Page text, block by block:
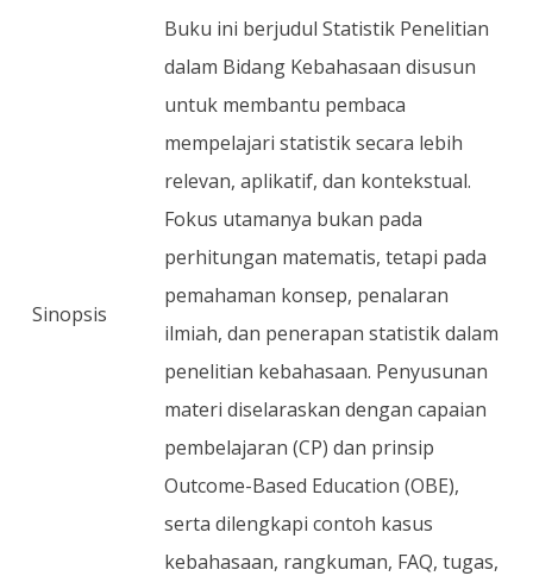
Sinopsis
Buku ini berjudul Statistik Penelitian
dalam Bidang Kebahasaan disusun
untuk membantu pembaca
mempelajari statistik secara lebih
relevan, aplikatif, dan kontekstual.
Fokus utamanya bukan pada
perhitungan matematis, tetapi pada
pemahaman konsep, penalaran
ilmiah, dan penerapan statistik dalam
penelitian kebahasaan. Penyusunan
materi diselaraskan dengan capaian
pembelajaran (CP) dan prinsip
Outcome-Based Education (OBE),
serta dilengkapi contoh kasus
kebahasaan, rangkuman, FAQ, tugas,